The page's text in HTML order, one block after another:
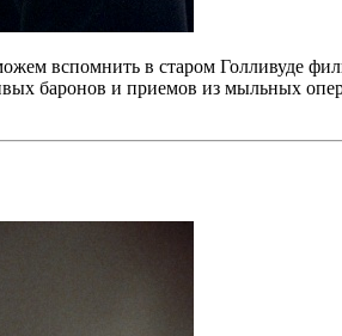
вспомнить в старом Голливуде
баронов и приемов из мыльных